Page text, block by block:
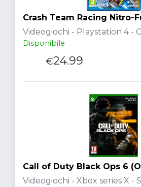
Crash Team Racing Nitro-
Videogiochi - Playstation 4 -
Disponibile
€24.99
Call of Duty Black Ops 6
Videogiochi - Xbox series X -